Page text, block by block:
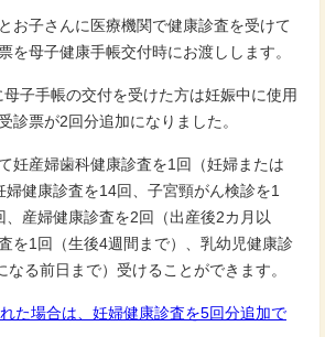
お子さんに医療機関で健康診査を受けて
を母子健康手帳交付時にお渡しします。
子手帳の交付を受けた方は妊娠中に使用
診票が2回分追加になりました。
妊産婦歯科健康診査を1回（妊婦または
婦健康診査を14回、子宮頸がん検診を1
、産婦健康診査を2回（出産後2カ月以
を1回（生後4週間まで）、乳幼児健康診
る前日まで）受けることができます。
た場合は、妊婦健康診査を5回分追加で